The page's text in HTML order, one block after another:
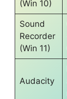
(Win 10)
Sound
Recorder
(Win 11)
Audacity